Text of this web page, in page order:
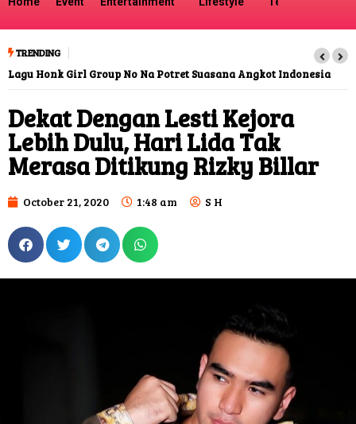
TRENDING
Lagu Honk Girl Group No Na Potret Suasana Angkot Indonesia
Dekat Dengan Lesti Kejora
Lebih Dulu, Hari Lida Tak
Merasa Ditikung Rizky Billar
October 21, 2020 1:48 am S H